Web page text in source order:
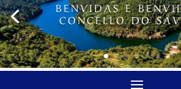
BENVIDAS E
CONCELLO DO